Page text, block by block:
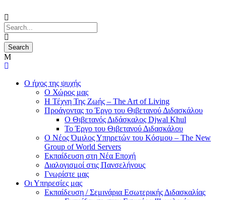
Ο ήχος της ψυχής
Ο Χώρος μας
Η Τέχνη Της Ζωής – The Art of Living
Προάγοντας το Έργο του Θιβετανού Διδασκάλου
Ο Θιβετανός Διδάσκαλος Djwal Khul
Το Έργο του Θιβετανού Διδασκάλου
Ο Νέος Όμιλος Υπηρετών του Κόσμου – The New
Group of World Servers
Εκπαίδευση στη Νέα Εποχή
Διαλογισμοί στις Πανσελήνους
Γνωρίστε μας
Οι Υπηρεσίες μας
Εκπαίδευση / Σεμινάρια Εσωτερικής Διδασκαλίας